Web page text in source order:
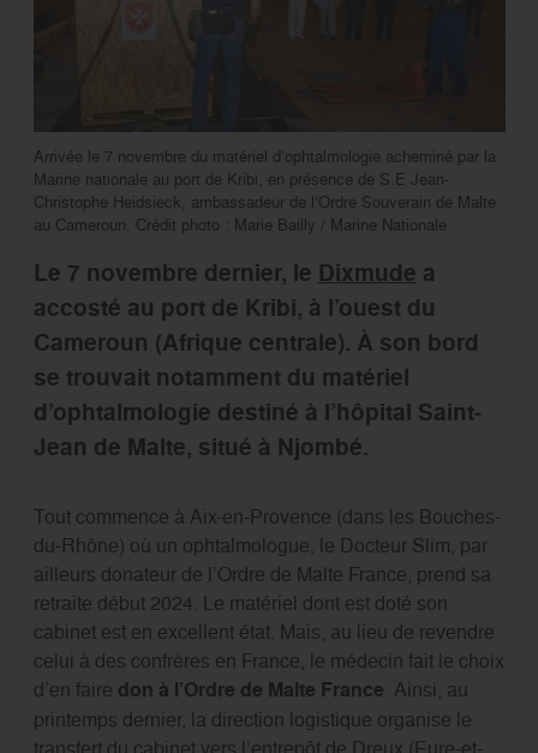
Arrivée le 7 novembre du matériel d’ophtalmologie acheminé par la
Marine nationale au port de Kribi, en présence de S.E Jean-
Christophe Heidsieck, ambassadeur de l’Ordre Souverain de Malte
au Cameroun. Crédit photo : Marie Bailly / Marine Nationale
Le 7 novembre dernier, le Dixmude a
accosté au port de Kribi, à l’ouest du
Cameroun (Afrique centrale). À son bord
se trouvait notamment du matériel
d’ophtalmologie destiné à l’hôpital Saint-
Jean de Malte, situé à Njombé.
Tout commence à Aix-en-Provence (dans les Bouches-
du-Rhône) où un ophtalmologue, le Docteur Slim, par
ailleurs donateur de l’Ordre de Malte France, prend sa
retraite début 2024. Le matériel dont est doté son
cabinet est en excellent état. Mais, au lieu de revendre
celui à des confrères en France, le médecin fait le choix
d’en faire don à l’Ordre de Malte France. Ainsi, au
printemps dernier, la direction logistique organise le
transfert du cabinet vers l’entrepôt de Dreux (Eure-et-